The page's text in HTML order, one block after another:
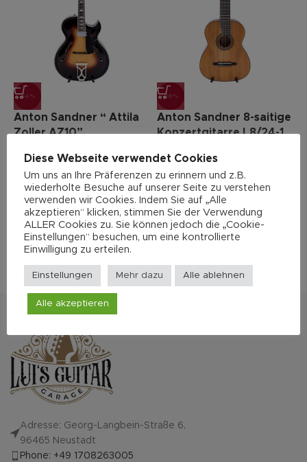
-14%
Anton Sandner “ Attila
Zoller AZ10”
Gitarren & Bässe,
Archtop Gitarre 6-saitig,
Jazz-Gitarre,
Professionals
4.200,00€ 3.600,00€
-18%
Anton Sandner 8-saitige
Konzertgitarre L8/24-1
Gitarren & Bässe
Konzertgitarre 8-saitig
Professionals
2.882,00 € 2.350,00
Mehr zum Hersteller
Adresse: Georg-Langbein-Straße 6,
96465 Neustadt
Phone: +49 1708263005
Diese Webseite verwendet Cookies
Um uns an Ihre Präferenzen zu erinnern und z.B.
wiederholte Besuche auf unserer Seite zu verstehen
verwenden wir Cookies. Indem Sie auf „Alle
akzeptieren“ klicken, stimmen Sie der Verwendung
ALLER Cookies zu. Sie können jedoch die „Cookie-
Einstellungen“ besuchen, um eine kontrollierte
Einwilligung zu erteilen.
Einstellungen Mehr dazu Alle ablehnen
Alle akzeptieren